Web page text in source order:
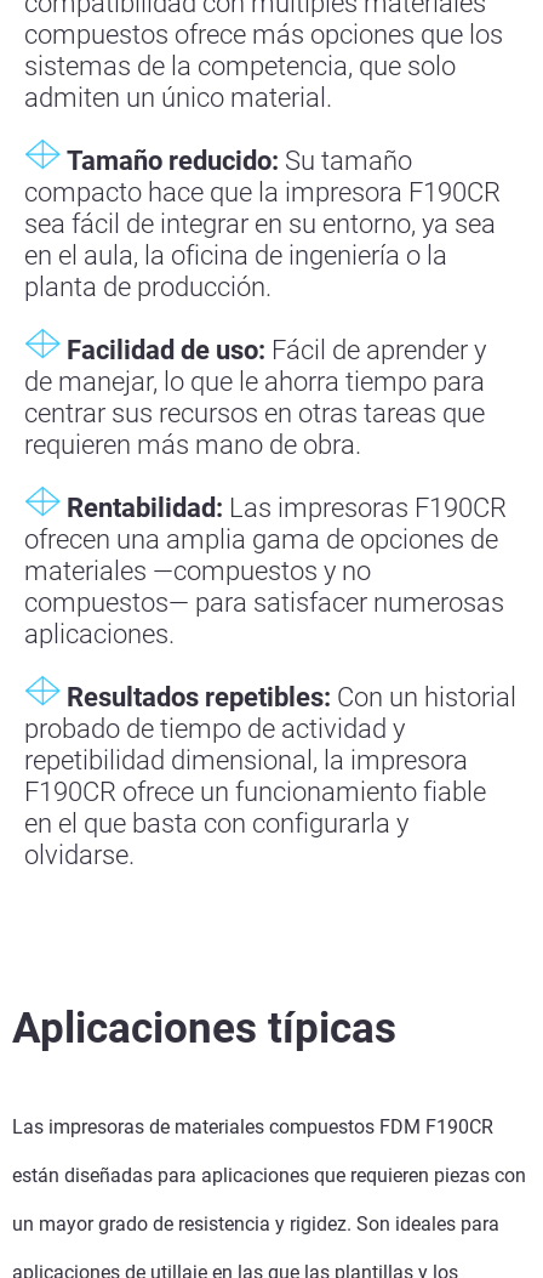
compuestos ofrece más opciones que los
sistemas de la competencia, que solo
admiten un único material.
Tamaño reducido: Su tamaño
compacto hace que la impresora F190CR
sea fácil de integrar en su entorno, ya sea
en el aula, la oficina de ingeniería o la
planta de producción.
Facilidad de uso: Fácil de aprender y
de manejar, lo que le ahorra tiempo para
centrar sus recursos en otras tareas que
requieren más mano de obra.
Rentabilidad: Las impresoras F190CR
ofrecen una amplia gama de opciones de
materiales —compuestos y no
compuestos— para satisfacer numerosas
aplicaciones.
Resultados repetibles: Con un historial
probado de tiempo de actividad y
repetibilidad dimensional, la impresora
F190CR ofrece un funcionamiento fiable
en el que basta con configurarla y
olvidarse.
Aplicaciones típicas
Las impresoras de materiales compuestos FDM F190CR
están diseñadas para aplicaciones que requieren piezas con
un mayor grado de resistencia y rigidez. Son ideales para
aplicaciones de utillaje en las que las plantillas y los